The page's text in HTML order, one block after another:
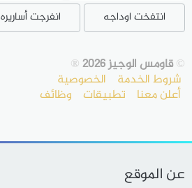
انتفخت اوداجه
انفرجت أساريره
©قاومس الوجيز 2026 ®
شروط الخدمة الخصوصية
أعلن معنا تطبيقات وظائف
عن الموقع